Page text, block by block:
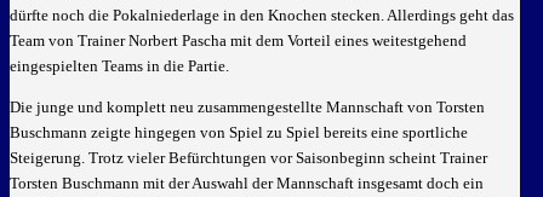
dürfte noch die Pokalniederlage in den Knochen stecken. Allerdings geht das
Team von Trainer Norbert Pascha mit dem Vorteil eines weitestgehend
eingespielten Teams in die Partie.
Die junge und komplett neu zusammengestellte Mannschaft von Torsten
Buschmann zeigte hingegen von Spiel zu Spiel bereits eine sportliche
Steigerung. Trotz vieler Befürchtungen vor Saisonbeginn scheint Trainer
Torsten Buschmann mit der Auswahl der Mannschaft insgesamt doch ein